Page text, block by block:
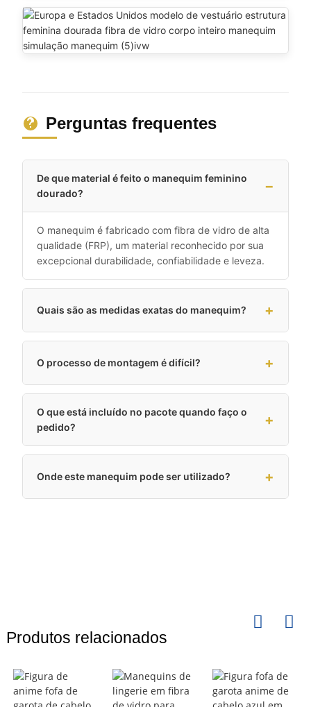
Perguntas frequentes
De que material é feito o manequim feminino
dourado?
O manequim é fabricado com fibra de vidro de alta
qualidade (FRP), um material reconhecido por sua
excepcional durabilidade, confiabilidade e leveza.
Quais são as medidas exatas do manequim?
O processo de montagem é difícil?
O que está incluído no pacote quando faço o
pedido?
Onde este manequim pode ser utilizado?
Produtos relacionados